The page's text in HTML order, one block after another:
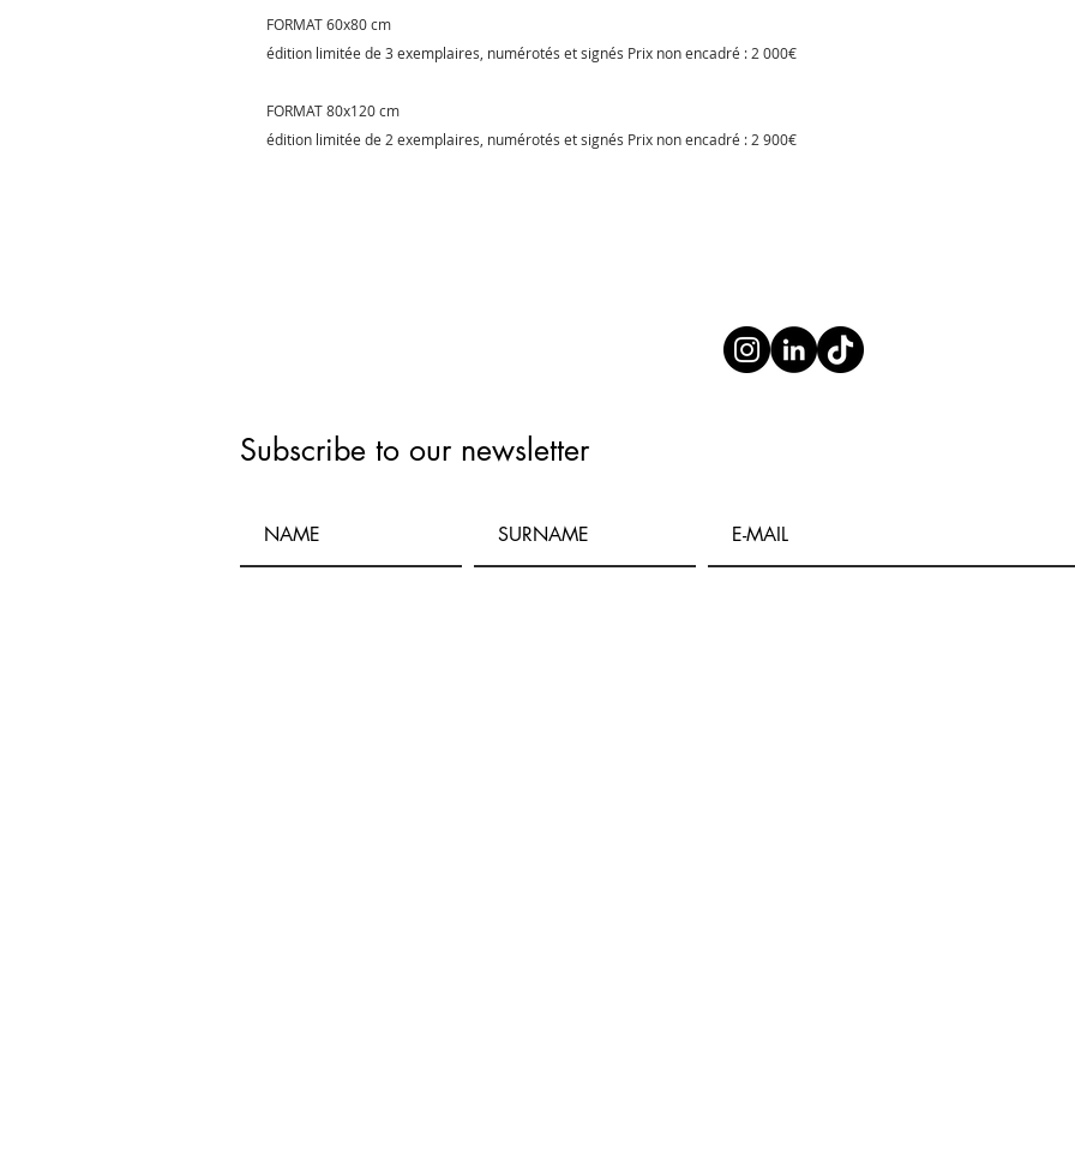
FORMAT 60x80 cm
édition limitée de 3 exemplaires, numérotés et signés Prix non encadré : 2 000€
FORMAT 80x120 cm
édition limitée de 2 exemplaires, numérotés et signés Prix non encadré : 2 900€
Subscribe to our newsletter